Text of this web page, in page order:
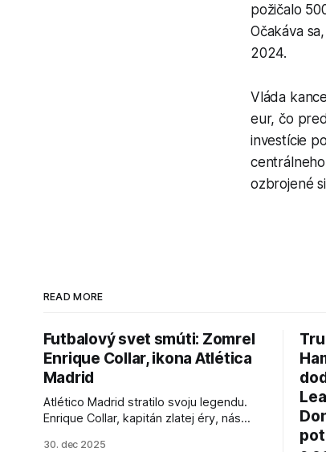
požičalo
Očakáva
2024.
Vláda
eur, čo
investície
ozbrojené
READ MORE
Futbalový svet smúti: Zomrel
Enrique Collar, ikona Atlética
Madrid
Atlético Madrid stratilo svoju legendu.
Enrique Collar, kapitán zlatej éry, nás
30. dec 2025